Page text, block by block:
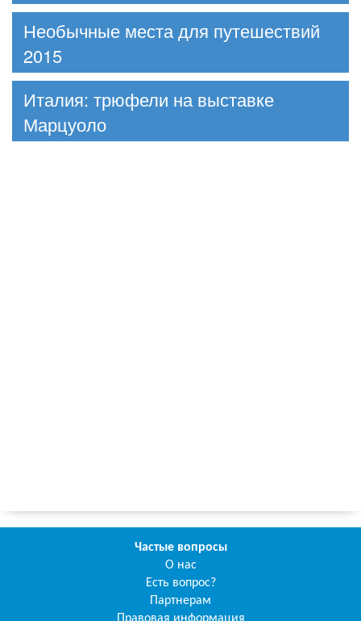
Необычные места для путешествий
2015
Италия: трюфели на выставке
Марцуоло
Частые вопросы
О нас
Есть вопрос?
Партнерам